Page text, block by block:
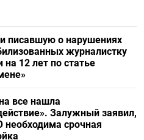
писавшую о нарушениях
журналистку
на 12 лет по статье
все нашла
Залужный заявил,
необходима срочная